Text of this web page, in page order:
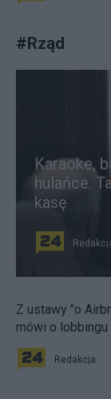
#Rząd
Karaoke,
hulańce.
kasę
Z ustawy "o
mówi o lobbingu
Redakcja